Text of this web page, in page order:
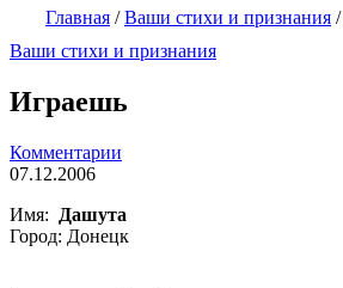
Главная /Ваши стихи и признания /
Ваши стихи и признания
Играешь
Комментарии
07.12.2006
Имя:
Дашута
Город: Донецк